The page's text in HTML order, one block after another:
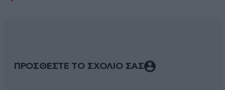
ΠΡΟΣΘΕΣΤΕ ΤΟ ΣΧΟΛΙΟ ΣΑΣ